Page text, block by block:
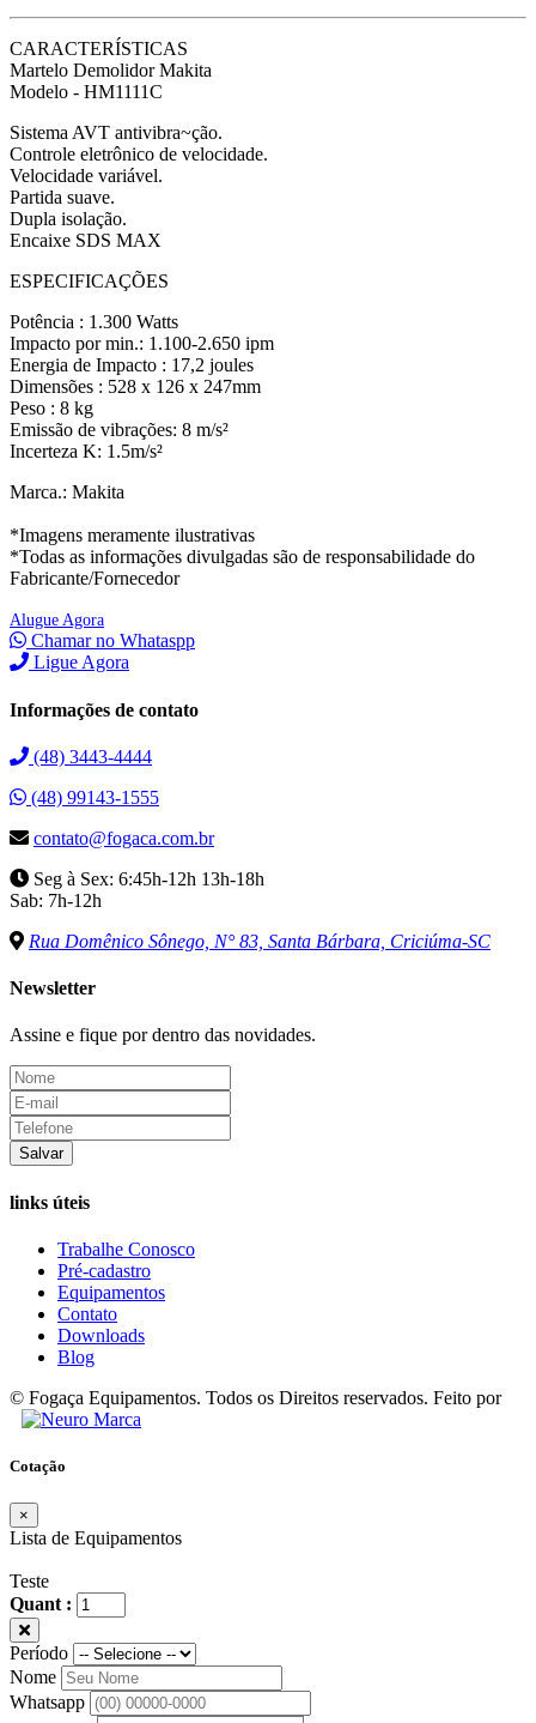
CARACTERÍSTICAS
Martelo Demolidor Makita
Modelo - HM1111C
Sistema AVT antivibra~ção.
Controle eletrônico de velocidade.
Velocidade variável.
Partida suave.
Dupla isolação.
Encaixe SDS MAX
ESPECIFICAÇÕES
Potência : 1.300 Watts
Impacto por min.: 1.100-2.650 ipm
Energia de Impacto : 17,2 joules
Dimensões : 528 x 126 x 247mm
Peso : 8 kg
Emissão de vibrações: 8 m/s²
Incerteza K: 1.5m/s²
Marca.: Makita
*Imagens meramente ilustrativas
*Todas as informações divulgadas são de responsabilidade do
Fabricante/Fornecedor
Alugue Agora
Chamar no Whataspp
Ligue Agora
Informações de contato
(48) 3443-4444
(48) 99143-1555
contato@fogaca.com.br
Seg à Sex: 6:45h-12h 13h-18h
Sab: 7h-12h
Rua Domênico Sônego, N° 83, Santa Bárbara, Criciúma-SC
Newsletter
Assine e fique por dentro das novidades.
Salvar
links úteis
Trabalhe Conosco
Pré-cadastro
Equipamentos
Contato
Downloads
Blog
© Fogaça Equipamentos. Todos os Direitos reservados. Feito por
Cotação
×
Lista de Equipamentos
Teste
Quant :
Período
Nome
Whatsapp